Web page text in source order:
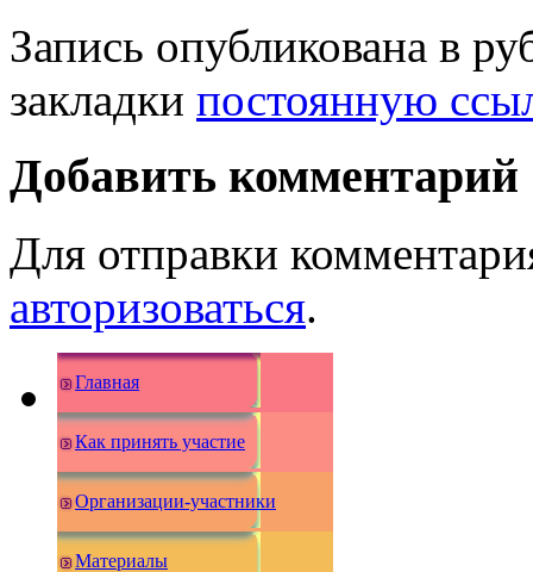
Запись опубликована в
закладки постоянную
Добавить комментарий
Для отправки
авторизоваться.
Главная
Как принять участие
Организации-участники
Материалы